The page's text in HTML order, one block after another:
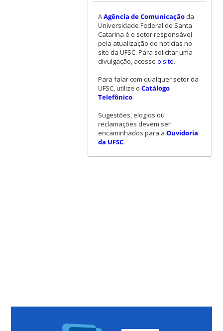
AAgência de Comunicaçãoda
Universidade Federal de Santa
Catarina é o setor responsável
pela atualização de notícias no
site da UFSC. Para solicitar uma
divulgação, acesse o site.
Para falar com qualquer setor da
UFSC, utilize o Catálogo
Telefônico.
Sugestões, elogios ou
reclamações devem ser
encaminhados para a Ouvidoria
da UFSC.